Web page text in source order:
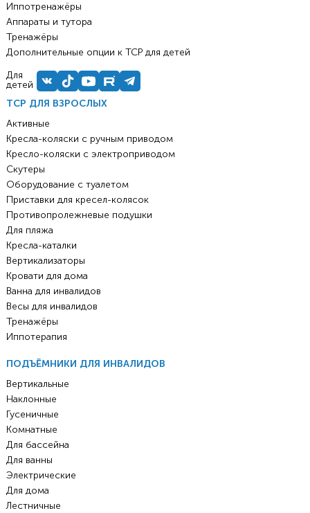
ТСР ДЛЯ ВЗРОСЛЫХ
Активные
Кресла-коляски с ручным приводом
Кресло-коляски с электроприводом
Скутеры
Оборудование с туалетом
Приставки для кресел-колясок
Противопролежневые подушки
Для пляжа
Кресла-каталки
Вертикализаторы
Кровати для дома
Ванна для инвалидов
Весы для инвалидов
Тренажёры
Иппотерапия
ПОДЪЁМНИКИ ДЛЯ ИНВАЛИДОВ
Вертикальные
Наклонные
Гусеничные
Комнатные
Для бассейна
Для ванны
Электрические
Для дома
Лестничные
Иппотренажёры
Аппараты и тутора
Тренажёры
Дополнительные опции к ТСР для детей
Для
детей